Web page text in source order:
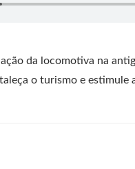
da locomotiva na
o turismo e estimule